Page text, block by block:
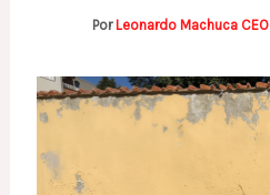
Por Leonardo Machuca CEO